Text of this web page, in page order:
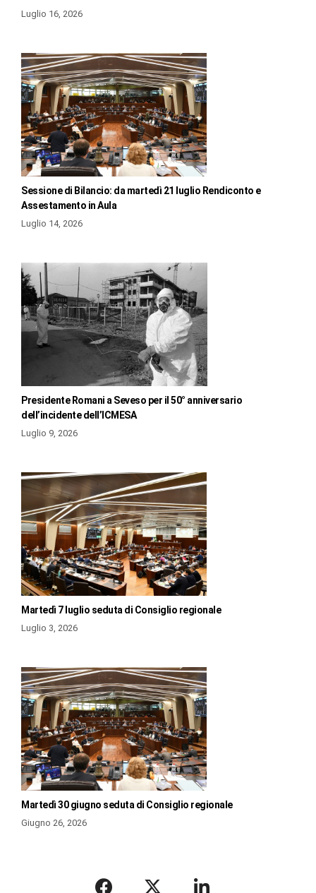
Luglio 16, 2026
Sessione di Bilancio: da martedì 21 luglio Rendiconto e
Assestamento in Aula
Luglio 14, 2026
Presidente Romani a Seveso per il 50° anniversario
dell’incidente dell’ICMESA
Luglio 9, 2026
Martedì 7 luglio seduta di Consiglio regionale
Luglio 3, 2026
Martedì 30 giugno seduta di Consiglio regionale
Giugno 26, 2026